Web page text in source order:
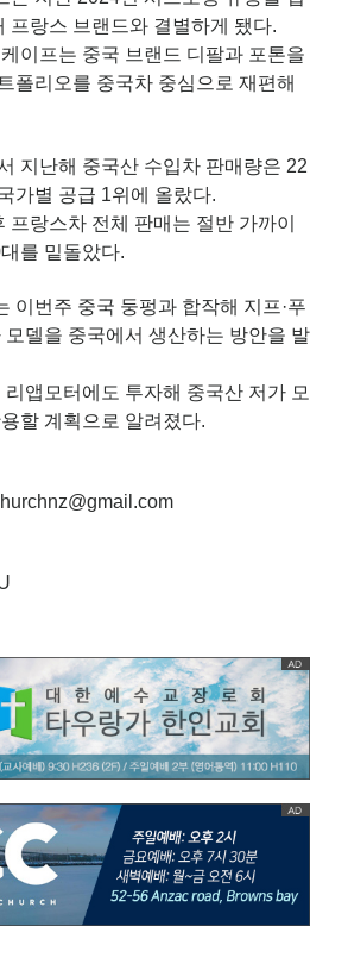
프랑스 브랜드와 결별하게 됐다.
이프는 중국 브랜드 디팔과 포톤을
폴리오를 중국차 중심으로 재편해
지난해 중국산 수입차 판매량은 22
가별 공급 1위에 올랐다.
프랑스차 전체 판매는 절반 가까이
를 밑돌았다.
이번주 중국 둥펑과 합작해 지프·푸
모델을 중국에서 생산하는 방안을 발
리앱모터에도 투자해 중국산 저가 모
할 계획으로 알려졌다.